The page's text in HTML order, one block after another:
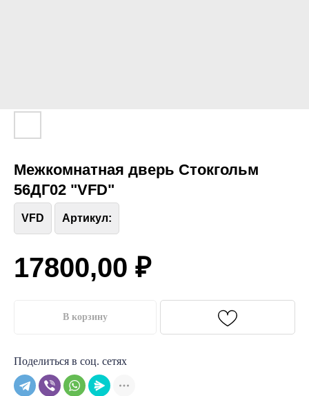
Межкомнатная дверь Стокгольм
56ДГ02 "VFD"
VFD Артикул:
17800,00 ₽
В корзину
Поделиться в соц. сетях